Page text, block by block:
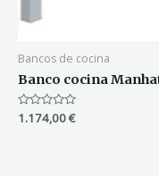
Bancos de cocina
Banco cocina
Valorado
1.174,00€